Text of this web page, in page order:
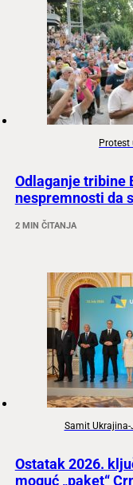
Odlaganje tribine
nespremnosti da
2 MIN ČITANJA
Samit
Ostatak 2026.
moguć „paket“